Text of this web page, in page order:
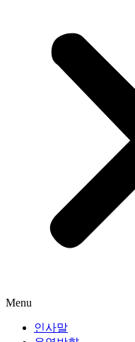
Menu
인사말